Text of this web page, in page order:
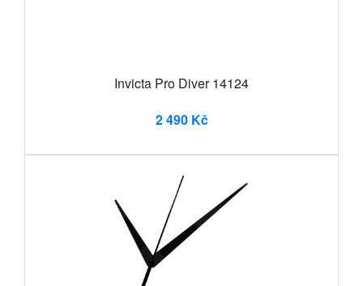
Invicta Pro Diver 14124
2 490 Kč